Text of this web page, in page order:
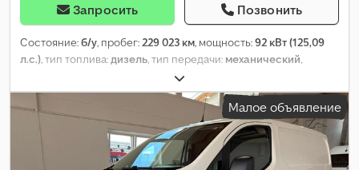
Запросить Позвонить
Состояние:б/у, пробег: 229 023 км, мощность:92 кВт (125,09
л.с.) , тип топлива:дизель , тип передачи: механический
, следующая проверка (TÜV):
07/2026, класс выбросов:Евро 5, цвет:серый, количество
мест:
ABS, кондиционер, сажевый фильтр,
система иммобилайзера, центральный замок, электронная
программа стабилизации (ESP),
Малое объявление